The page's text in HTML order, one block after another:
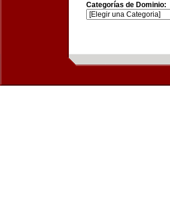
Categorías de Dominio: